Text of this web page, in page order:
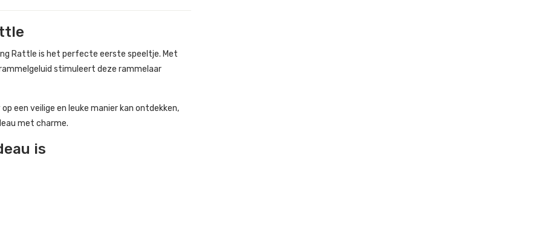
Rattle is het perfecte eerste speeltje. Met
stimuleert deze rammelaar
een veilige en leuke manier kan ontdekken,
met charme.
is